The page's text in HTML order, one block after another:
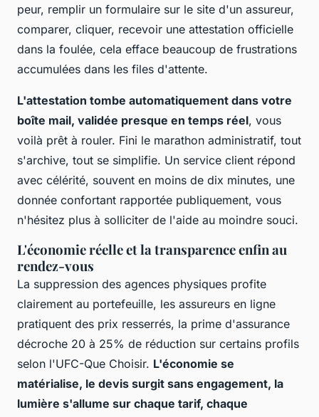
peur, remplir un formulaire sur le site d'un assureur,
comparer, cliquer, recevoir une attestation officielle
dans la foulée, cela efface beaucoup de frustrations
accumulées dans les files d'attente.
L'attestation tombe automatiquement dans votre
boîte mail, validée presque en temps réel, vous
voilà prêt à rouler. Fini le marathon administratif, tout
s'archive, tout se simplifie. Un service client répond
avec célérité, souvent en moins de dix minutes, une
donnée confortant rapportée publiquement, vous
n'hésitez plus à solliciter de l'aide au moindre souci.
L'économie réelle et la transparence enfin au
rendez-vous
La suppression des agences physiques profite
clairement au portefeuille, les assureurs en ligne
pratiquent des prix resserrés, la prime d'assurance
décroche 20 à 25% de réduction sur certains profils
selon l'UFC-Que Choisir. L'économie se
matérialise, le devis surgit sans engagement, la
lumière s'allume sur chaque tarif, chaque